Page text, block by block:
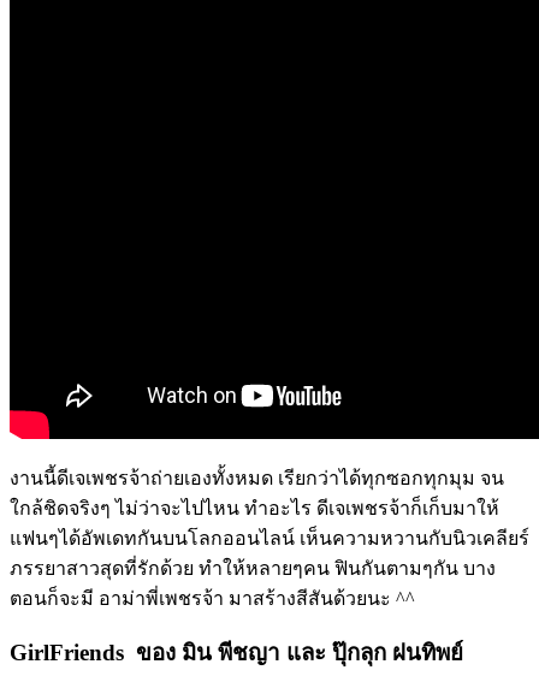
งานนี้ดีเจเพชรจ้าถ่ายเองทั้งหมด เรียกว่าได้ทุกซอกทุกมุม จน
ใกล้ชิดจริงๆ ไม่ว่าจะไปไหน ทำอะไร ดีเจเพชรจ้าก็เก็บมาให้
แฟนๆได้อัพเดทกันบนโลกออนไลน์ เห็นความหวานกับนิวเคลียร์
ภรรยาสาวสุดที่รักด้วย ทำให้หลายๆคน ฟินกันตามๆกัน บาง
ตอนก็จะมี อาม่าพี่เพชรจ้า มาสร้างสีสันด้วยนะ ^^
GirlFriends ของ มิน พีชญา และ ปุ๊กลุก ฝนทิพย์